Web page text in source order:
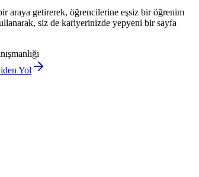
araya getirerek, öğrencilerine eşsiz bir öğrenim
siz de kariyerinizde yepyeni bir sayfa
Yol